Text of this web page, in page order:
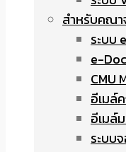
สำหรับคณ
ระบบ
e-
CMU
อีเมล์
อีเมล์
ระบบ